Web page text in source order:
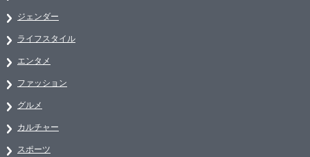
ジェンダー
ライフスタイル
エンタメ
ファッション
グルメ
カルチャー
スポーツ